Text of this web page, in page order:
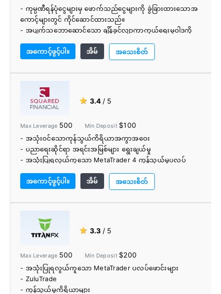
- ကုမ္ပဏီရန်ပုံငွေများမှ ဖောက်သည်ငွေများကို ခွဲခြားထားသောအ
ကောင့်များတွင် ကိုင်ဆောင်ထားသည်။
- အပျက်သဘောဆောင်သော ချိန်ခွင်လျှာကာကွယ်ရေးမူဝါဒကို
- ၎င်းသည် ၎င်းတို့၏ အကောင့်အမျိုးအစားများစွာဖြင့် ကုန်သည်
အမျိုးအစားအားလုံးအတွက် ဆောင်ရွက်ပေးပါသည်။
- ပိုင်ဆိုင်မှုအမျိုးအစား 8 ခုနှင့် ရောင်းဝယ်ဖောက်ကားရန်
- 5 ကွဲပြားခြားနားသောကုန်သွယ်မှုပလက်ဖောင်းများမှရွေးချယ်
- ကောင်းပြီ Analytics အက်ပ်နှင့် ပညာရေးဆိုင်ရာ ဗီဒီယိုများ။
- ဘာသာစကား 14 မျိုးဖြင့် 24/7 ဖောက်သည်ပံ့ပိုးမှု။
- လူမှုရေးကုန်သွယ်မှုပလက်ဖောင်းများရှိသည်။
အကောင့်ဖွင့်ပါ။ အိမ် အသေးစိတ်
★ 3.4 / 5
Max Leverage 500 Min Deposit $100
- အသုံးဝင်သောကုန်သွယ်ကိရိယာအကွာအဝေး
- ပညာရေးဆိုင်ရာ အရင်းအမြစ်များ ရွေးချယ်မှု
- အသုံးပြုရလွယ်ကူသော MetaTrader 4 ကုန်သွယ်မှုပလပ်
အကောင့်ဖွင့်ပါ။
အိမ် အသေးစိတ်
★ 3.3 / 5
Max Leverage 500 Min Deposit $200
- အသုံးပြုရလွယ်ကူသော MetaTrader ပလပ်ဖောင်းများ
- ZuluTrade
- ကုန်သွယ်မှုကိရိယာများ